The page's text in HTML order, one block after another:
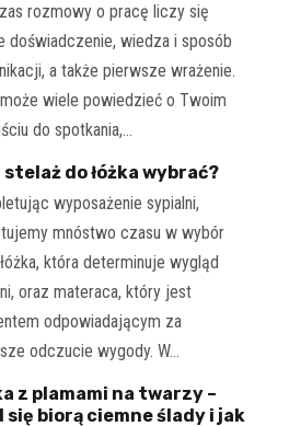
rozmowy o pracę liczy się
doświadczenie, wiedza i sposób
a także pierwsze wrażenie.
wiele powiedzieć o Twoim
do spotkania,…
do łóżka wybrać?
wyposażenie sypialni,
mnóstwo czasu w wybór
która determinuje wygląd
oraz materaca, który jest
odpowiadającym za
odczucie wygody. W…
z plamami na twarzy –
się biorą ciemne ślady i jak